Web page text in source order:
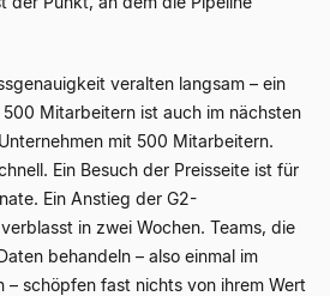
veralten langsam – ein
Mitarbeitern ist auch im nächsten
mit 500 Mitarbeitern.
Ein Besuch der Preisseite ist für
Ein Anstieg der G2-
in zwei Wochen. Teams, die
behandeln – also einmal im
– schöpfen fast nichts von ihrem Wert